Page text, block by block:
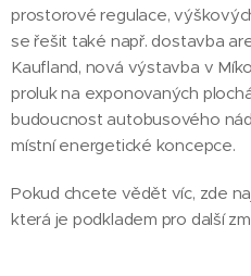
prostorové regulace,
se řešit také např. dostavba
Kaufland, nová výstavba v
proluk na exponovaných
budoucnost autobusového
místní energetické koncepce.
Pokud chcete vědět víc, zde
která je podkladem pro další